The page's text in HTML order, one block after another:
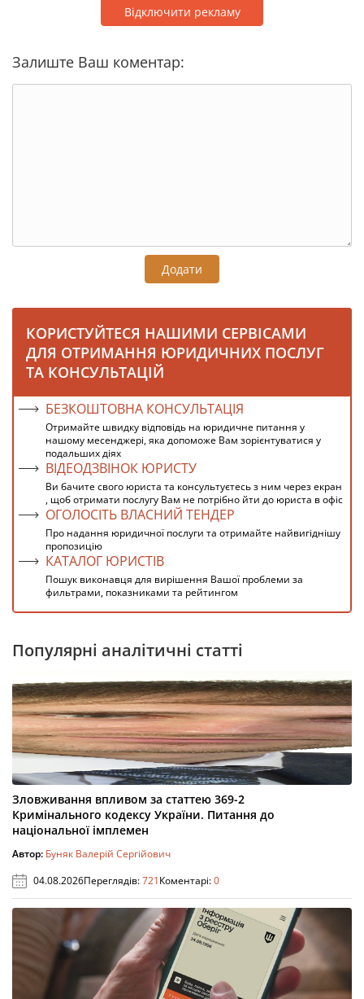
Відключити рекламу
Залиште Ваш коментар:
Додати
КОРИСТУЙТЕСЯ НАШИМИ СЕРВІСАМИ
ДЛЯ ОТРИМАННЯ ЮРИДИЧНИХ ПОСЛУГ
ТА КОНСУЛЬТАЦІЙ
БЕЗКОШТОВНА КОНСУЛЬТАЦІЯ
Отримайте швидку відповідь на юридичне питання у
нашому месенджері, яка допоможе Вам зорієнтуватися у
подальших діях
ВІДЕОДЗВІНОК ЮРИСТУ
Ви бачите свого юриста та консультуєтесь з ним через екран
, щоб отримати послугу Вам не потрібно йти до юриста в офіс
ОГОЛОСІТЬ ВЛАСНИЙ ТЕНДЕР
Про надання юридичної послуги та отримайте найвигіднішу
пропозицію
КАТАЛОГ ЮРИСТІВ
Пошук виконавця для вирішення Вашої проблеми за
фильтрами, показниками та рейтингом
Популярні аналітичні статті
Зловживання впливом за статтею 369-2
Кримінального кодексу України. Питання до
національної імплемен
Автор: Буняк Валерій Сергійович
04.08.2026Переглядів:721Коментарі:0